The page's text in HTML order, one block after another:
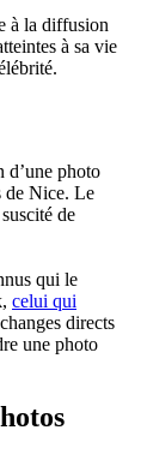
à la diffusion
à sa vie
d’une photo
de Nice. Le
de
qui le
celui qui
directs
une photo